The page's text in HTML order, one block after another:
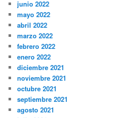
junio 2022
mayo 2022
abril 2022
marzo 2022
febrero 2022
enero 2022
diciembre 2021
noviembre 2021
octubre 2021
septiembre 2021
agosto 2021